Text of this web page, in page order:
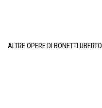
ALTRE OPERE DI BONETTI UBERTO